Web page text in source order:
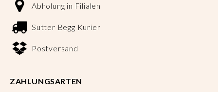
Abholung in Filialen
Sutter Begg Kurier
Postversand
ZAHLUNGSARTEN